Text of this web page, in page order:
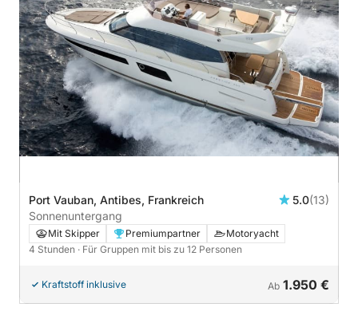
Port Vauban, Antibes, Frankreich 5.0(13)
Sonnenuntergang
Mit Skipper Premiumpartner
Motoryacht
4 Stunden · Für Gruppen mit bis zu 12 Personen
Kraftstoff inklusive Ab 1.950 €